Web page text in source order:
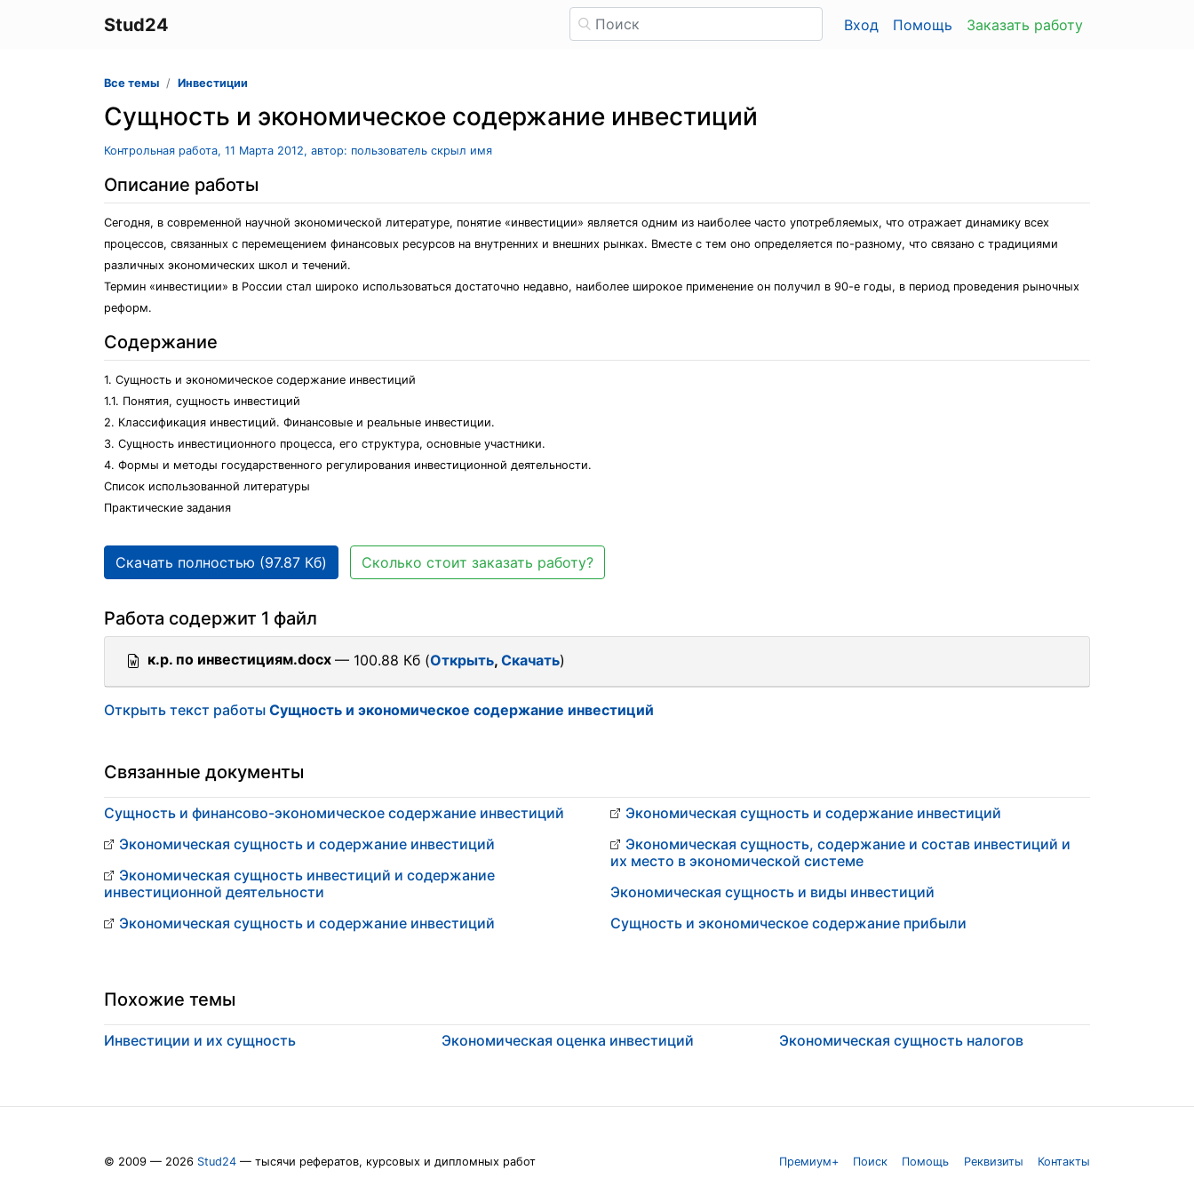
Stud24 Вход Помощь Заказать работу
Все темы Инвестиции
Сущность и экономическое содержание инвестиций
Контрольная работа, 11 Марта 2012, автор: пользователь скрыл имя
Описание работы
Сегодня, в современной научной экономической литературе, понятие «инвестиции» является одним из наиболее часто употребляемых, что отражает динамику всех
процессов, связанных с перемещением финансовых ресурсов на внутренних и внешних рынках. Вместе с тем оно определяется по-разному, что связано с традициями
различных экономических школ и течений.
Термин «инвестиции» в России стал широко использоваться достаточно недавно, наиболее широкое применение он получил в 90-е годы, в период проведения рыночных
реформ.
Содержание
1. Сущность и экономическое содержание инвестиций
1.1. Понятия, сущность инвестиций
2. Классификация инвестиций. Финансовые и реальные инвестиции.
3. Сущность инвестиционного процесса, его структура, основные участники.
4. Формы и методы государственного регулирования инвестиционной деятельности.
Список использованной литературы
Практические задания
Скачать полностью (97.87 Кб) Сколько стоит заказать работу?
Работа содержит 1 файл
к.р. по инвестициям.docx — 100.88 Кб (Открыть, Скачать)
Открыть текст работы Сущность и экономическое содержание инвестиций
Связанные документы
Сущность и финансово-экономическое содержание инвестиций
Экономическая сущность и содержание инвестиций
Экономическая сущность инвестиций и содержание
инвестиционной деятельности
Экономическая сущность и содержание инвестиций
Экономическая сущность и содержание инвестиций
Экономическая сущность, содержание и состав инвестиций и
их место в экономической системе
Экономическая сущность и виды инвестиций
Сущность и экономическое содержание прибыли
Похожие темы
Инвестиции и их сущность Экономическая оценка инвестиций Экономическая сущность налогов
© 2009 — 2026 Stud24 — тысячи рефератов, курсовых и дипломных работ Премиум+ Поиск Помощь Реквизиты Контакты